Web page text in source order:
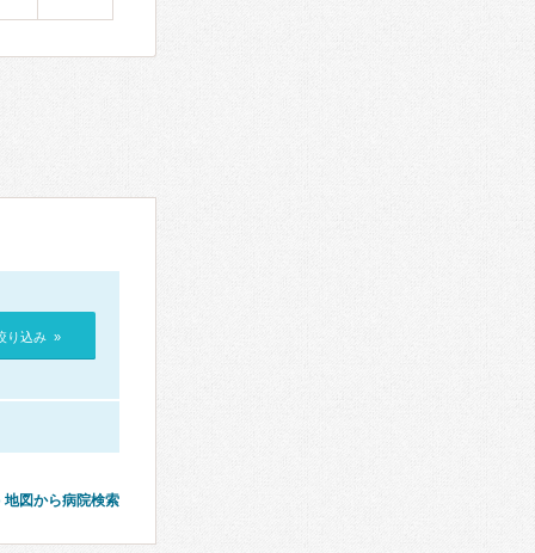
り込み »
地図から病院検索